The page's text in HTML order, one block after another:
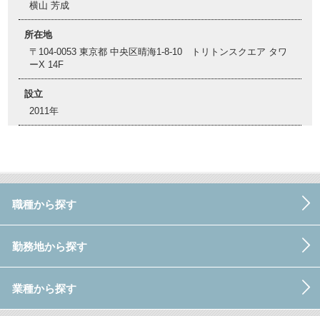
横山 芳成
所在地
〒104-0053 東京都 中央区晴海1-8-10 トリトンスクエア タワ
ーX 14F
設立
2011年
職種から探す
勤務地から探す
業種から探す